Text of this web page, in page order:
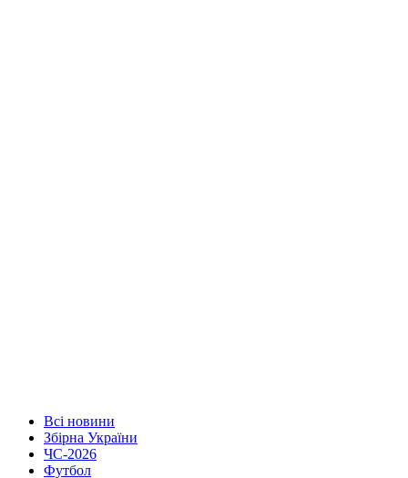
Всі новини
Збірна України
ЧС-2026
Футбол